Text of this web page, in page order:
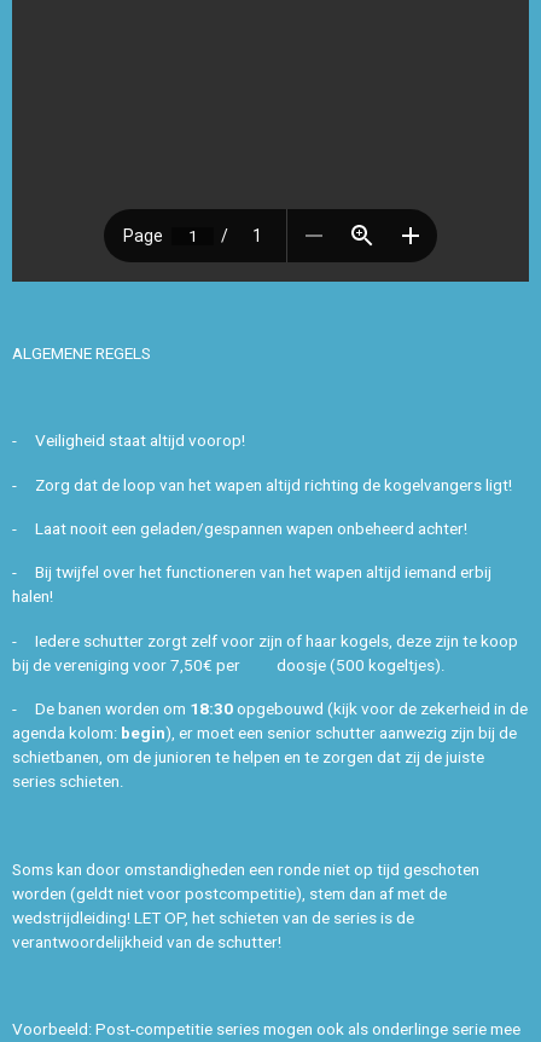
ALGEMENE REGELS
- Veiligheid staat altijd voorop!
- Zorg dat de loop van het wapen altijd richting de kogelvangers ligt!
- Laat nooit een geladen/gespannen wapen onbeheerd achter!
- Bij twijfel over het functioneren van het wapen altijd iemand erbij
halen!
- Iedere schutter zorgt zelf voor zijn of haar kogels, deze zijn te koop
bij de vereniging voor 7,50€ per doosje (500 kogeltjes).
- De banen worden om 18:30opgebouwd (kijk voor de zekerheid in de
agenda kolom: begin), er moet een senior schutter aanwezig zijn bij de
schietbanen, om de junioren te helpen en te zorgen dat zij de juiste
series schieten.
Soms kan door omstandigheden een ronde niet op tijd geschoten
worden (geldt niet voor postcompetitie), stem dan af met de
wedstrijdleiding! LET OP, het schieten van de series is de
verantwoordelijkheid van de schutter!
Voorbeeld: Post-competitie series mogen ook als onderlinge serie mee